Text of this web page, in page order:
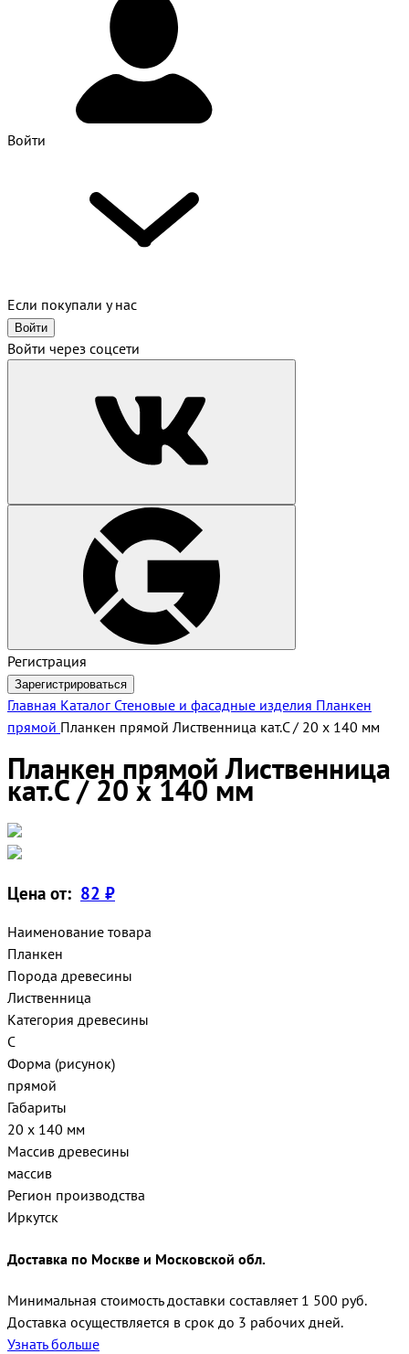
Войти
Если покупали у нас
Войти
Войти через соцсети
Регистрация
Зарегистрироваться
Главная Каталог Стеновые и фасадные изделия Планкен
прямой Планкен прямой Лиственница кат.С / 20 х 140 мм
Планкен прямой Лиственница
кат.С / 20 х 140 мм
Цена от: 82 ₽
Наименование товара
Планкен
Порода древесины
Лиственница
Категория древесины
С
Форма (рисунок)
прямой
Габариты
20 х 140 мм
Массив древесины
массив
Регион производства
Иркутск
Доставка по Москве и Московской обл.
Минимальная стоимость доставки составляет 1 500 руб.
Доставка осуществляется в срок до 3 рабочих дней.
Узнать больше